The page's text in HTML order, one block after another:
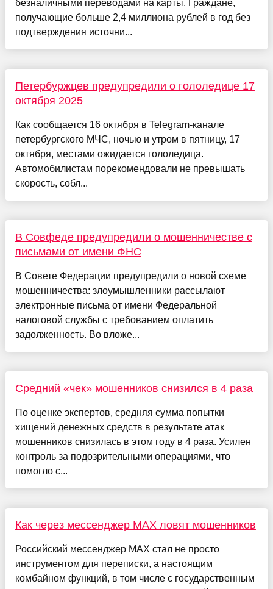
безналичными переводами на карты. Граждане,
получающие больше 2,4 миллиона рублей в год без
подтверждения источни...
Петербуржцев предупредили о гололедице 17
октября 2025
Как сообщается 16 октября в Telegram-канале
петербургского МЧС, ночью и утром в пятницу, 17
октября, местами ожидается гололедица.
Автомобилистам порекомендовали не превышать
скорость, собл...
В Совфеде предупредили о мошенничестве с
письмами от имени ФНС
В Совете Федерации предупредили о новой схеме
мошенничества: злоумышленники рассылают
электронные письма от имени Федеральной
налоговой службы с требованием оплатить
задолженность. Во вложе...
Средний «чек» мошенников снизился в 4 раза
По оценке экспертов, средняя сумма попытки
хищений денежных средств в результате атак
мошенников снизилась в этом году в 4 раза. Усилен
контроль за подозрительными операциями, что
помогло с...
Как через мессенджер MAX ловят мошенников
Российский мессенджер MAX стал не просто
инструментом для переписки, а настоящим
комбайном функций, в том числе с государственным